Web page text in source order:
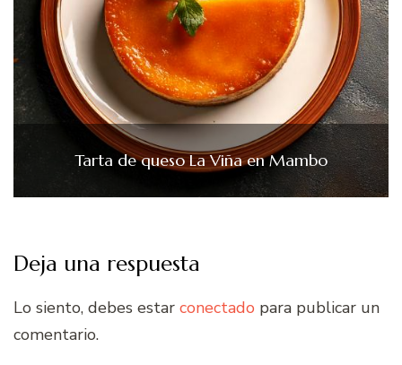
Tarta de queso La Viña en Mambo
Deja una respuesta
Lo siento, debes estar conectado para publicar un
comentario.